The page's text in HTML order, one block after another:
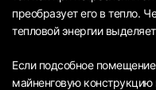
преобразует его в тепло.
тепловой энергии
Если подсобное
майненговую конструкцию